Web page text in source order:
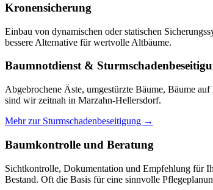
Kronensicherung
Einbau von dynamischen oder statischen
bessere Alternative für wertvolle Altbäume.
Baumnotdienst &
Abgebrochene Äste, umgestürzte Bäume, Bäume
sind wir zeitnah in Marzahn-Hellersdorf.
Mehr zur Sturmschadenbeseitigung →
Baumkontrolle und Beratung
Sichtkontrolle, Dokumentation und Empfehlung für
Bestand. Oft die Basis für eine sinnvolle